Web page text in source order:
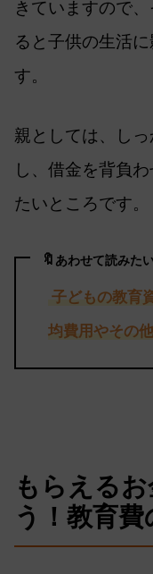
きていますので
ると子供の生活
す。
親としては、し
し、借金を背負
たいところです。
🔖 あわせて読みた
子どもの教育
均費用やその
もらえる
う！教育